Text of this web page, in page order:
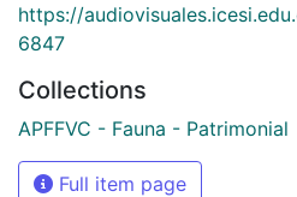
https://
6847
Collections
APFFVC - Fauna - Patrimonial
Full item page